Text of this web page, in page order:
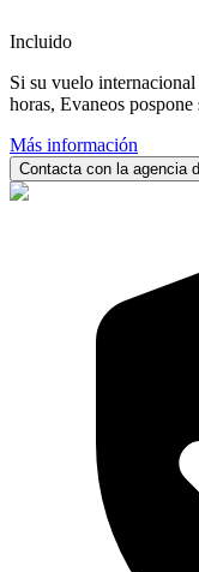
Incluido
Si su vuelo
horas, Evaneos pospone
Más información
Contacta con la agencia